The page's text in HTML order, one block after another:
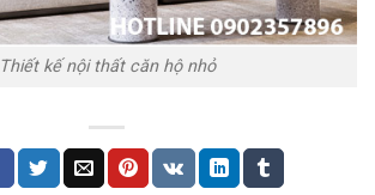
Thiết kế nội thất căn hộ nhỏ